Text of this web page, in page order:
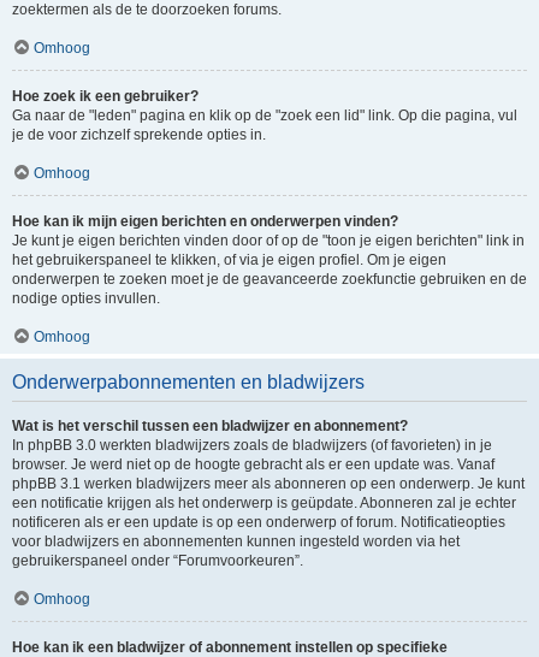
zoektermen als de te doorzoeken forums.
Omhoog
Hoe zoek ik een gebruiker?
Ga naar de "leden" pagina en klik op de "zoek een lid" link. Op die pagina, vul
je de voor zichzelf sprekende opties in.
Omhoog
Hoe kan ik mijn eigen berichten en onderwerpen vinden?
Je kunt je eigen berichten vinden door of op de "toon je eigen berichten" link in
het gebruikerspaneel te klikken, of via je eigen profiel. Om je eigen
onderwerpen te zoeken moet je de geavanceerde zoekfunctie gebruiken en de
nodige opties invullen.
Omhoog
Onderwerpabonnementen en bladwijzers
Wat is het verschil tussen een bladwijzer en abonnement?
In phpBB 3.0 werkten bladwijzers zoals de bladwijzers (of favorieten) in je
browser. Je werd niet op de hoogte gebracht als er een update was. Vanaf
phpBB 3.1 werken bladwijzers meer als abonneren op een onderwerp. Je kunt
een notificatie krijgen als het onderwerp is geüpdate. Abonneren zal je echter
notificeren als er een update is op een onderwerp of forum. Notificatieopties
voor bladwijzers en abonnementen kunnen ingesteld worden via het
gebruikerspaneel onder “Forumvoorkeuren”.
Omhoog
Hoe kan ik een bladwijzer of abonnement instellen op specifieke